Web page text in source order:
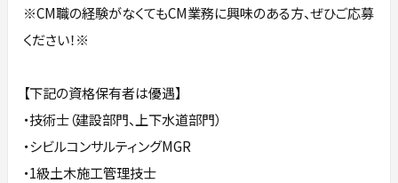
※CM職の経験がなくてもCM業務に興味のある方、ぜひご応募
ください！※
【下記の資格保有者は優遇】
・技術士（建設部門、上下水道部門）
・シビルコンサルティングMGR
・1級土木施工管理技士